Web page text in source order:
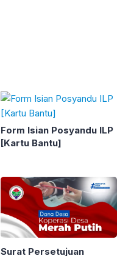
Form Isian Posyandu ILP
[Kartu Bantu]
Surat Persetujuan